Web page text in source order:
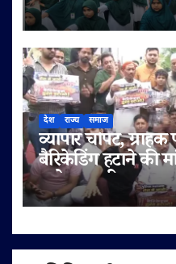
नशामुक्ति की शपथ
देश राज्य समाज
व्यापार चौपट,
बैरिकेडिंग हटाने
उतरे व्यापारी